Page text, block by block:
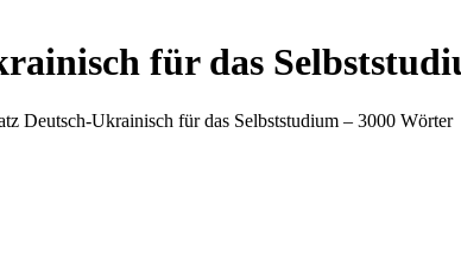
für das
Deutsch-Ukrainisch für das Selbststudium – 3000 Wörter